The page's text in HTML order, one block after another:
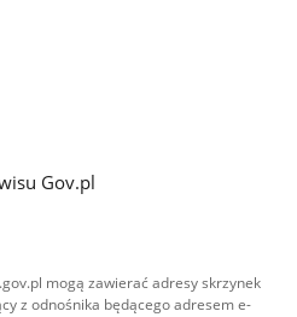
Gov.pl
mogą zawierać adresy skrzynek
z odnośnika będącego adresem e-